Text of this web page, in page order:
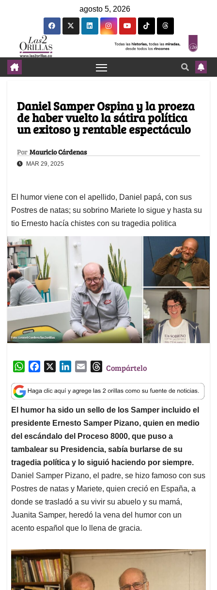
agosto 5, 2026
Daniel Samper Ospina y la proeza
de haber vuelto la sátira política
un exitoso y rentable espectáculo
Por Mauricio Cárdenas
MAR 29, 2025
El humor viene con el apellido, Daniel papá, con sus
Postres de natas; su sobrino Mariete lo sigue y hasta su
tio Ernesto hacía chistes con su tragedia politica
W
a
t
s
A
p
p
c
e
b
o
o
k
n
k
e
d
I
n
a
i
l
T
r
e
a
d
s
Compártelo
El humor ha sido un sello de los Samper incluido el
presidente Ernesto Samper Pizano, quien en medio
del escándalo del Proceso 8000, que puso a
tambalear su Presidencia, sabía burlarse de su
tragedia política y lo siguió haciendo por siempre.
Daniel Samper Pizano, el padre, se hizo famoso con sus
Postres de natas y Mariete, quien creció en España, a
donde se trasladó a su vivir su abuelo y su mamá,
Juanita Samper, heredó la vena del humor con un
acento español que lo llena de gracia.